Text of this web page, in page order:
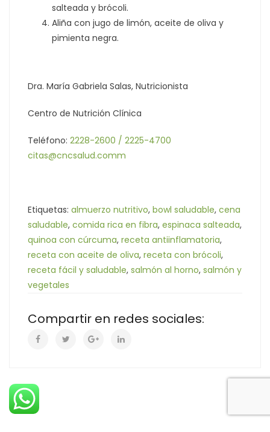
salteada y brócoli.
Aliña con jugo de limón, aceite de oliva y
pimienta negra.
Dra. María Gabriela Salas, Nutricionista
Centro de Nutrición Clínica
Teléfono: 2228-2600 / 2225-4700
citas@cncsalud.comm
Etiquetas: almuerzo nutritivo, bowl saludable, cena
saludable, comida rica en fibra, espinaca salteada,
quinoa con cúrcuma, receta antiinflamatoria,
receta con aceite de oliva, receta con brócoli,
receta fácil y saludable, salmón al horno, salmón y
vegetales
Compartir en redes sociales: